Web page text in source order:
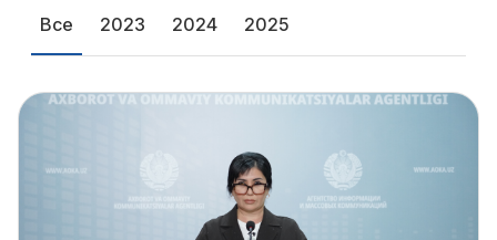
Все 2023 2024 2025